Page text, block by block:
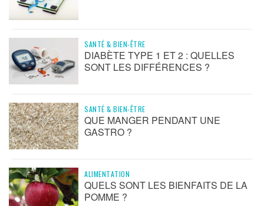
SANTÉ & BIEN-ÊTRE
DIABÈTE TYPE 1 ET 2 : QUELLES
SONT LES DIFFÉRENCES ?
SANTÉ & BIEN-ÊTRE
QUE MANGER PENDANT UNE
GASTRO ?
ALIMENTATION
QUELS SONT LES BIENFAITS DE LA
POMME ?